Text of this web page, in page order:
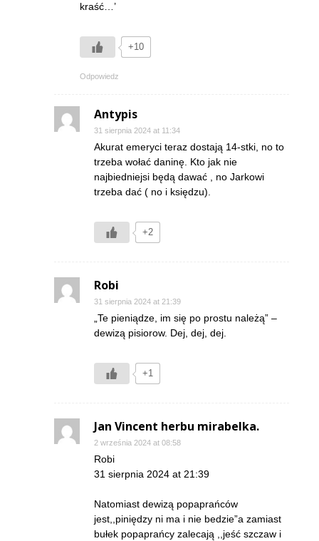
kraść…’
+10
Odpowiedz
Antypis
31 sierpnia 2024 at 11:34
Akurat emeryci teraz dostają 14-stki, no to
trzeba wołać daninę. Kto jak nie
najbiedniejsi będą dawać , no Jarkowi
trzeba dać ( no i księdzu).
+2
Robi
31 sierpnia 2024 at 21:39
„Te pieniądze, im się po prostu należą” –
dewizą pisiorow. Dej, dej, dej.
+1
Jan Vincent herbu mirabelka.
2 września 2024 at 08:58
Robi
31 sierpnia 2024 at 21:39
Natomiast dewizą popaprańców
jest,,piniędzy ni ma i nie bedzie”a zamiast
bułek popaprańcy zalecają ,,jeść szczaw i